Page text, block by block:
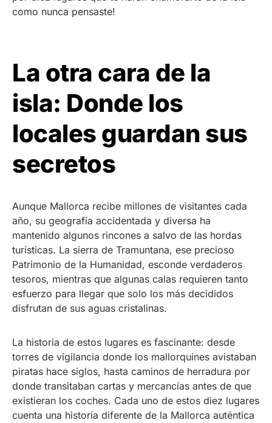
como nunca pensaste!
La otra cara de la
isla: Donde los
locales guardan sus
secretos
Aunque Mallorca recibe millones de visitantes cada
año, su geografía accidentada y diversa ha
mantenido algunos rincones a salvo de las hordas
turísticas. La sierra de Tramuntana, ese precioso
Patrimonio de la Humanidad, esconde verdaderos
tesoros, mientras que algunas calas requieren tanto
esfuerzo para llegar que solo los más decididos
disfrutan de sus aguas cristalinas.
La historia de estos lugares es fascinante: desde
torres de vigilancia donde los mallorquines avistaban
piratas hace siglos, hasta caminos de herradura por
donde transitaban cartas y mercancías antes de que
existieran los coches. Cada uno de estos diez lugares
cuenta una historia diferente de la Mallorca auténtica